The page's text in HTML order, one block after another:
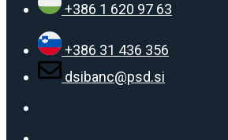
+386 1 620 97 63
+386 31 436 356
dsibanc@psd.si